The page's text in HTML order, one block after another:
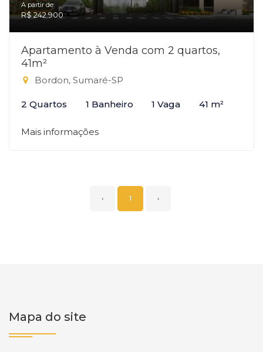
A partir de:
R$ 242.900
Apartamento à Venda com 2 quartos,
41m²
Bordon, Sumaré-SP
2 Quartos 1 Banheiro 1 Vaga 41 m²
Mais informações
‹ 1 ›
Mapa do site